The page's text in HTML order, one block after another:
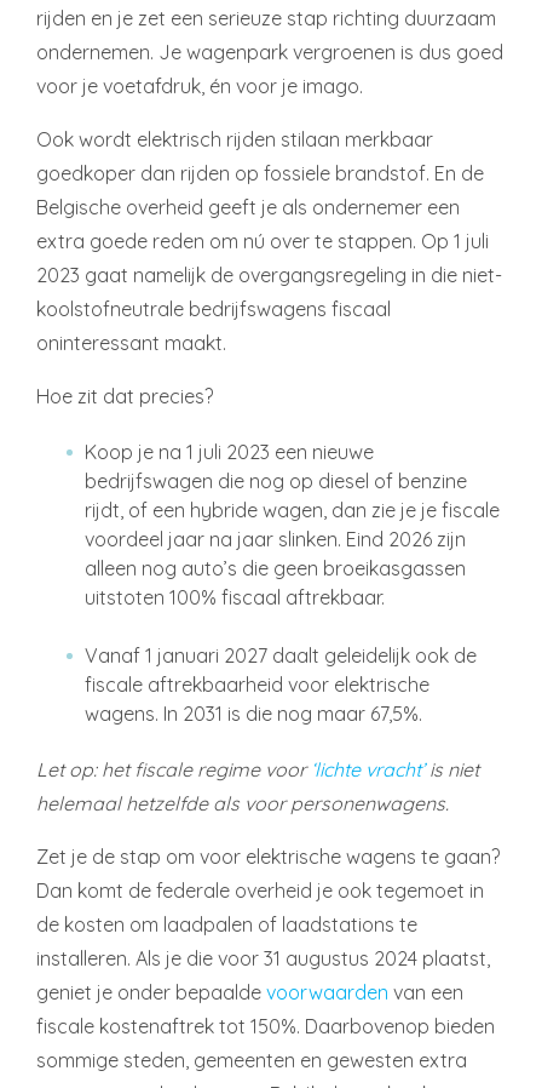
rijden en je zet een serieuze stap richting duurzaam
ondernemen. Je wagenpark vergroenen is dus goed
voor je voetafdruk, én voor je imago.
Ook wordt elektrisch rijden stilaan merkbaar
goedkoper dan rijden op fossiele brandstof. En de
Belgische overheid geeft je als ondernemer een
extra goede reden om nú over te stappen. Op 1 juli
2023 gaat namelijk de overgangsregeling in die niet-
koolstofneutrale bedrijfswagens fiscaal
oninteressant maakt.
Hoe zit dat precies?
Koop je na 1 juli 2023 een nieuwe
bedrijfswagen die nog op diesel of benzine
rijdt, of een hybride wagen, dan zie je je fiscale
voordeel jaar na jaar slinken. Eind 2026 zijn
alleen nog auto’s die geen broeikasgassen
uitstoten 100% fiscaal aftrekbaar.
Vanaf 1 januari 2027 daalt geleidelijk ook de
fiscale aftrekbaarheid voor elektrische
wagens. In 2031 is die nog maar 67,5%.
Let op: het fiscale regime voor ‘lichte vracht’ is niet
helemaal hetzelfde als voor personenwagens.
Zet je de stap om voor elektrische wagens te gaan?
Dan komt de federale overheid je ook tegemoet in
de kosten om laadpalen of laadstations te
installeren. Als je die voor 31 augustus 2024 plaatst,
geniet je onder bepaalde voorwaarden van een
fiscale kostenaftrek tot 150%. Daarbovenop bieden
sommige steden, gemeenten en gewesten extra